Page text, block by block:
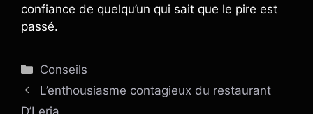
confiance de quelqu’un qui sait que le pire est
passé.
Catégories
Conseils
L’enthousiasme contagieux du restaurant
D’Leria